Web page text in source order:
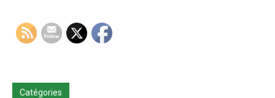
Catégories